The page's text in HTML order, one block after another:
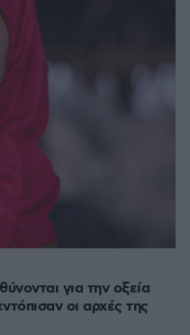
για την οξεία
οι αρχές της